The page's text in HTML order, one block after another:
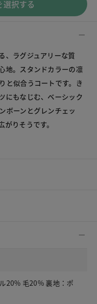
択する
、ラグジュアリーな質
地。スタンドカラーの凛
と似合うコートです。き
にもなじむ、ベーシック
ボーンとグレンチェッ
20% 毛20% 裏地：ポ